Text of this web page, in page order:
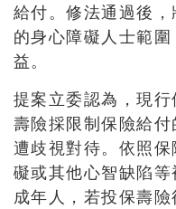
給付。修法通過後，
的身心障礙人士範
益。
提案立委認為，現
壽險採限制保險給
遭歧視對待。依照
礙或其他心智缺陷
成年人，若投保壽